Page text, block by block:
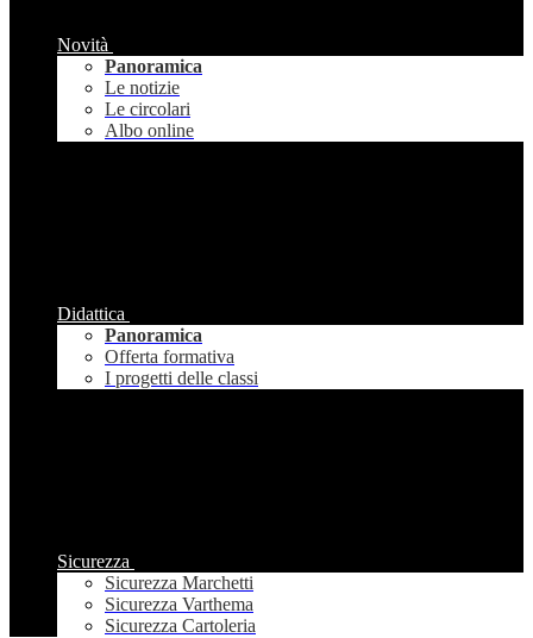
Novità
Panoramica
Le notizie
Le circolari
Albo online
Didattica
Panoramica
Offerta formativa
I progetti delle classi
Sicurezza
Sicurezza Marchetti
Sicurezza Varthema
Sicurezza Cartoleria